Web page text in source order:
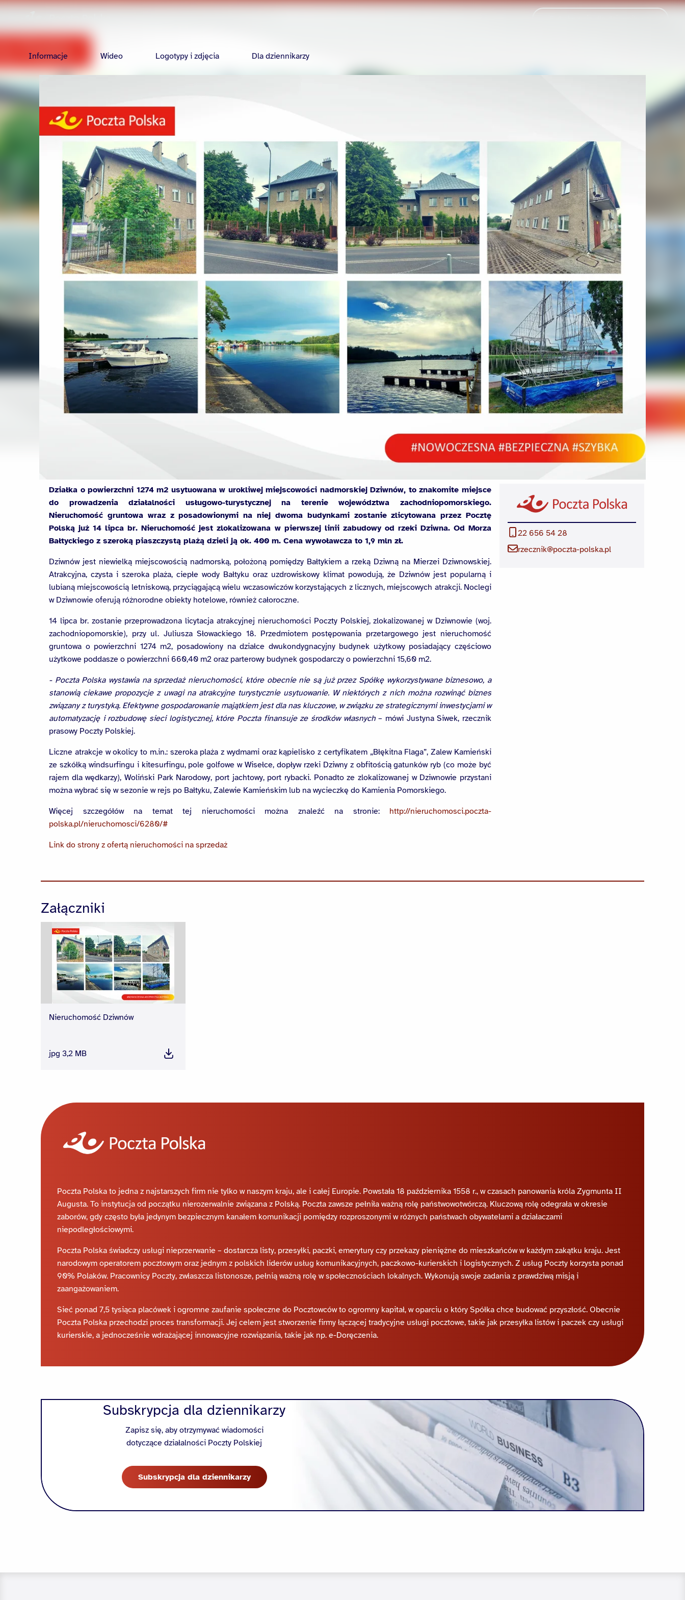
Informacje Wideo Logotypy i zdjęcia Dla dziennikarzy
1.07.2021 Nieruchomości
Działka o powierzchni 1274 m2 usytuowana w urokliwej miejscowości nadmorskiej Dziwnów, to znakomite miejsce
do prowadzenia działalności usługowo-turystycznej na terenie województwa zachodniopomorskiego.
Nieruchomość gruntowa wraz z posadowionymi na niej dwoma budynkami zostanie zlicytowana przez Pocztę
Polską już 14 lipca br. Nieruchomość jest zlokalizowana w pierwszej linii zabudowy od rzeki Dziwna. Od Morza
Bałtyckiego z szeroką piaszczystą plażą dzieli ją ok. 400 m. Cena wywoławcza to 1,9 mln zł.
Dziwnów jest niewielką miejscowością nadmorską, położoną pomiędzy Bałtykiem a rzeką Dziwną na Mierzei Dziwnowskiej.
Atrakcyjna, czysta i szeroka plaża, ciepłe wody Bałtyku oraz uzdrowiskowy klimat powodują, że Dziwnów jest popularną i
lubianą miejscowością letniskową, przyciągającą wielu wczasowiczów korzystających z licznych, miejscowych atrakcji. Noclegi
w Dziwnowie oferują różnorodne obiekty hotelowe, również całoroczne.
14 lipca br. zostanie przeprowadzona licytacja atrakcyjnej nieruchomości Poczty Polskiej, zlokalizowanej w Dziwnowie (woj.
zachodniopomorskie), przy ul. Juliusza Słowackiego 18. Przedmiotem postępowania przetargowego jest nieruchomość
gruntowa o powierzchni 1274 m2, posadowiony na działce dwukondygnacyjny budynek użytkowy posiadający częściowo
użytkowe poddasze o powierzchni 660,40 m2 oraz parterowy budynek gospodarczy o powierzchni 15,60 m2.
- Poczta Polska wystawia na sprzedaż nieruchomości, które obecnie nie są już przez Spółkę wykorzystywane biznesowo, a
stanowią ciekawe propozycje z uwagi na atrakcyjne turystycznie usytuowanie. W niektórych z nich można rozwinąć biznes
związany z turystyką. Efektywne gospodarowanie majątkiem jest dla nas kluczowe, w związku ze strategicznymi inwestycjami w
automatyzację i rozbudowę sieci logistycznej, które Poczta finansuje ze środków własnych– mówi Justyna Siwek, rzecznik
prasowy Poczty Polskiej.
Liczne atrakcje w okolicy to m.in.: szeroka plaża z wydmami oraz kąpielisko z certyfikatem „Błękitna Flaga”, Zalew Kamieński
ze szkółką windsurfingu i kitesurfingu, pole golfowe w Wisełce, dopływ rzeki Dziwny z obfitością gatunków ryb (co może być
rajem dla wędkarzy), Woliński Park Narodowy, port jachtowy, port rybacki. Ponadto ze zlokalizowanej w Dziwnowie przystani
można wybrać się w sezonie w rejs po Bałtyku, Zalewie Kamieńskim lub na wycieczkę do Kamienia Pomorskiego.
Więcej szczegółów na temat tej nieruchomości można znaleźć na stronie: http://nieruchomosci.poczta-
polska.pl/nieruchomosci/6280/#
Link do strony z ofertą nieruchomości na sprzedaż
22 656 54 28
rzecznik@poczta-polska.pl
Załączniki
Nieruchomość Dziwnów
jpg 3,2 MB
Pobierz
Poczta Polska to jedna z najstarszych firm nie tylko w naszym kraju, ale i całej Europie. Powstała 18 października 1558 r., w czasach panowania króla Zygmunta II
Augusta. To instytucja od początku nierozerwalnie związana z Polską. Poczta zawsze pełniła ważną rolę państwowotwórczą. Kluczową rolę odegrała w okresie
zaborów, gdy często była jedynym bezpiecznym kanałem komunikacji pomiędzy rozproszonymi w różnych państwach obywatelami a działaczami
niepodległościowymi.
Poczta Polska świadczy usługi nieprzerwanie – dostarcza listy, przesyłki, paczki, emerytury czy przekazy pieniężne do mieszkańców w każdym zakątku kraju. Jest
narodowym operatorem pocztowym oraz jednym z polskich liderów usług komunikacyjnych, paczkowo-kurierskich i logistycznych. Z usług Poczty korzysta ponad
90% Polaków. Pracownicy Poczty, zwłaszcza listonosze, pełnią ważną rolę w społecznościach lokalnych. Wykonują swoje zadania z prawdziwą misją i
zaangażowaniem.
Sieć ponad 7,5 tysiąca placówek i ogromne zaufanie społeczne do Pocztowców to ogromny kapitał, w oparciu o który Spółka chce budować przyszłość. Obecnie
Poczta Polska przechodzi proces transformacji. Jej celem jest stworzenie firmy łączącej tradycyjne usługi pocztowe, takie jak przesyłka listów i paczek czy usługi
kurierskie, a jednocześnie wdrażającej innowacyjne rozwiązania, takie jak np. e-Doręczenia.
Subskrypcja dla dziennikarzy
Zapisz się, aby otrzymywać wiadomości
dotyczące działalności Poczty Polskiej
Subskrypcja dla dziennikarzy